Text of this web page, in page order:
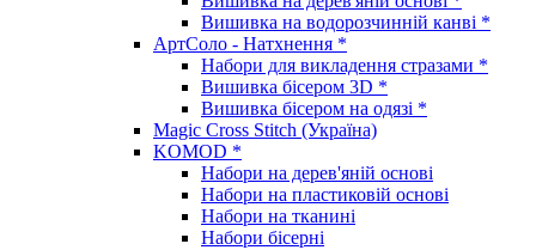
Вишивка на водорозчинній канві *
АртСоло - Натхнення *
Набори для викладення стразами *
Вишивка бісером 3D *
Вишивка бісером на одязі *
Magic Cross Stitch (Україна)
KOMOD *
Набори на дерев'яній основі
Набори на пластиковій основі
Набори на тканині
Набори бісерні